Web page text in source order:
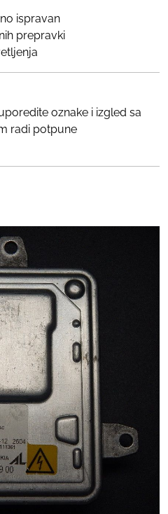
ispravan
prepravki
oznake i izgled sa
radi potpune